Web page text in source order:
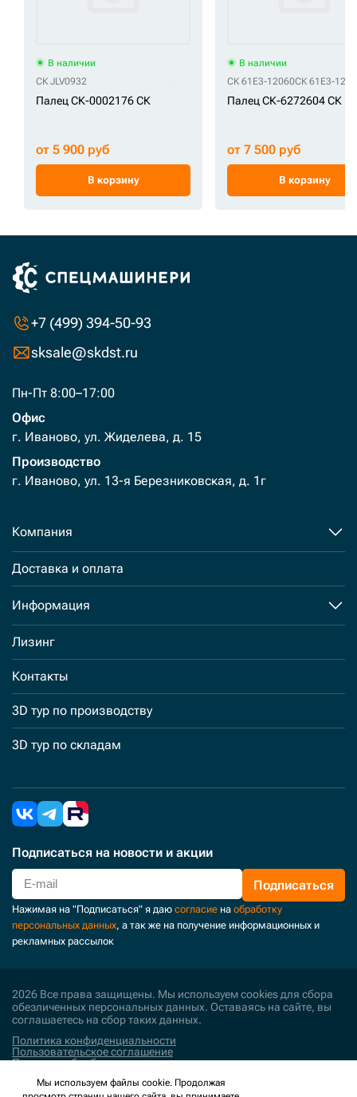
В наличии
СК JLV0932
Палец СК-0002176 СК
от 5 900 руб
В корзину
В наличии
СК 61E3-12060СК 61E3-
Палец СК-6272604 СК
от 7 500 руб
В корзину
+7 (499) 394-50-93
sksale@skdst.ru
Пн-Пт 8:00–17:00
Офис
г. Иваново, ул. Жиделева, д. 15
Производство
г. Иваново, ул. 13-я Березниковская, д. 1г
Компания
Доставка и оплата
Информация
Лизинг
Контакты
3D тур по производству
3D тур по складам
Подписаться на новости и акции
Подписаться
Нажимая на "Подписаться" я даю согласие на обработку
персональных данных, а так же на получение информационных и
рекламных рассылок
2026 Все права защищены. Мы используем cookies для сбора
обезличенных персональных данных. Оставаясь на сайте, вы
соглашаетесь на сбор таких данных.
Политика конфиденциальности
Пользовательское соглашение
Политика обработки персональных данных
Мы используем файлы cookie. Продолжая